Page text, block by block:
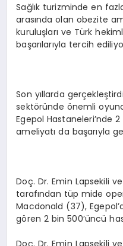
Sağlık turizminde en
arasında olan obezite
kuruluşları ve Türk
başarılarıyla tercih
Son yıllarda
sektöründe önemli
Egepol Hastaneleri’nde
ameliyatı da başarıyla
Doç. Dr. Emin Lapsekili
tarafından tüp mide
Macdonald (37),
gören 2 bin 500’üncü
Doç. Dr. Emin Lapsekili